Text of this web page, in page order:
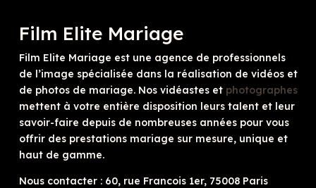
Film Elite Mariage
Film Elite Mariage est une agence de professionnels
de l’image spécialisée dans la réalisation de vidéos et
de photos de mariage. Nos vidéastes et photographes
mettent à votre entière disposition leurs talent et leur
savoir-faire depuis de nombreuses années pour vous
offrir des prestations mariage sur mesure, unique et
haut de gamme.
Nous contacter : 60, rue Francois 1er, 75008 Paris